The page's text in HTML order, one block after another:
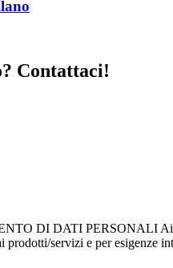
Contattaci!
DI DATI PERSONALI Ai
servizi e per esigenze